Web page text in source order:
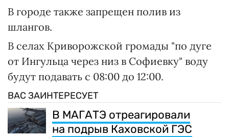
В городе также запрещен полив из
шлангов.
В селах Криворожской громады "по дуге
от Ингульца через низ в Софиевку" воду
будут подавать с 08:00 до 12:00.
ВАС ЗАИНТЕРЕСУЕТ
В МАГАТЭ отреагировали
на подрыв Каховской ГЭС